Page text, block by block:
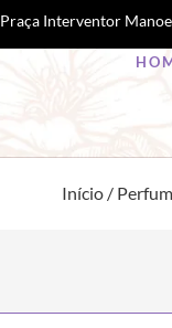
Praça Interventor
Início/